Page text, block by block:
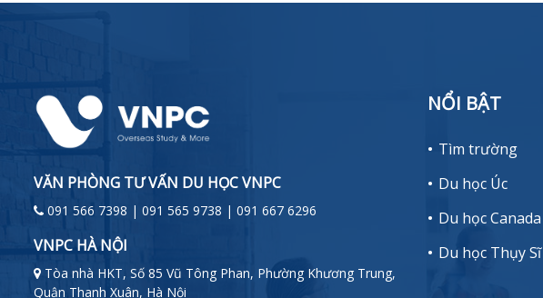
VĂN PHÒNG TƯ VẤN DU HỌC VNPC
091 566 7398 | 091 565 9738 | 091 667 6296
VNPC HÀ NỘI
Tòa nhà HKT, Số 85 Vũ Tông Phan, Phường Khương Trung,
Quận Thanh Xuân, Hà Nội
NỔI BẬT
Tìm trường
Du học Úc
Du học Canada
Du học Thụy Sĩ